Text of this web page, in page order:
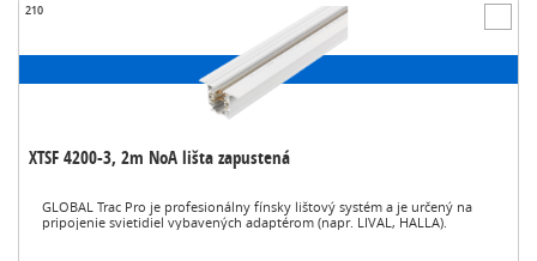
210
XTSF 4200-3, 2m NoA lišta zapustená
GLOBAL Trac Pro je profesionálny fínsky lištový systém a je určený na
pripojenie svietidiel vybavených adaptérom (napr. LIVAL, HALLA).